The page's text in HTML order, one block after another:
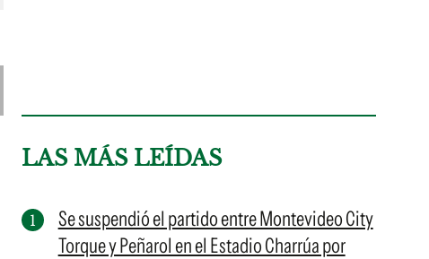
LAS MÁS LEÍDAS
Se suspendió el partido entre Montevideo City
Torque y Peñarol en el Estadio Charrúa por